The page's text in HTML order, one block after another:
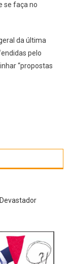
se faça no
da última
pelo
“propostas